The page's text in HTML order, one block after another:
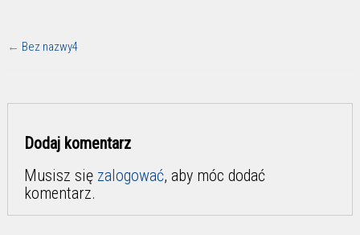
← Bez nazwy4
Dodaj komentarz
Musisz się zalogować, aby móc dodać
komentarz.